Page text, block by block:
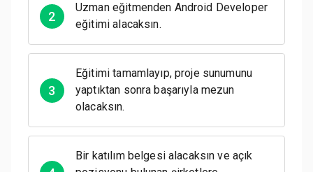
2
Uzman eğitmenden Android Developer
eğitimi alacaksın.
3
Eğitimi tamamlayıp, proje sunumunu
yaptıktan sonra başarıyla mezun
olacaksın.
Bir katılım belgesi alacaksın ve açık